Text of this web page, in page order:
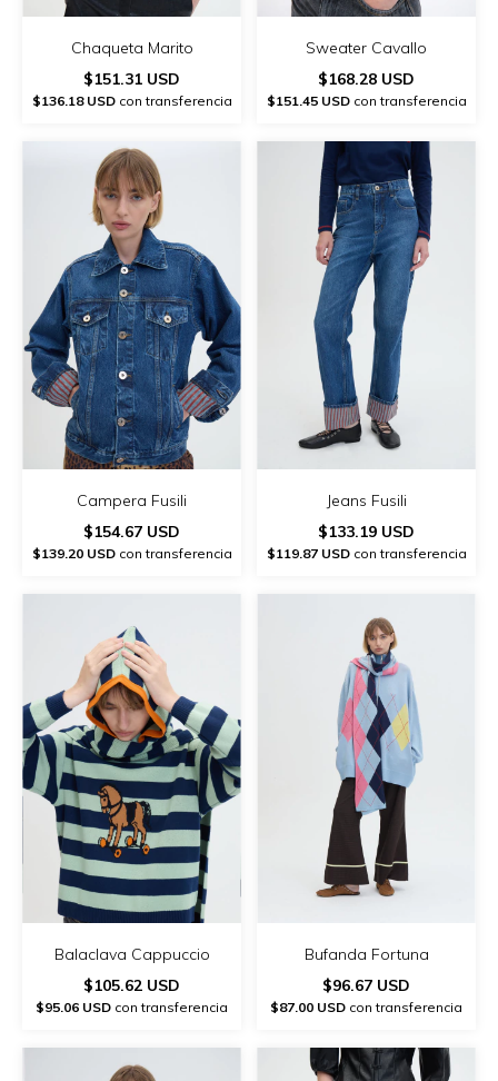
Chaqueta Marito
$151.31 USD
$136.18 USDcon transferencia
Sweater Cavallo
$168.28 USD
$151.45 USDcon transferencia
Campera Fusili
$154.67 USD
$139.20 USDcon transferencia
Jeans Fusili
$133.19 USD
$119.87 USDcon transferencia
Balaclava Cappuccio
$105.62 USD
$95.06 USD con transferencia
Bufanda Fortuna
$96.67 USD
$87.00 USD con transferencia